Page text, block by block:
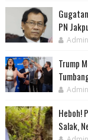
PN
Trump
Heboh!
Salak,